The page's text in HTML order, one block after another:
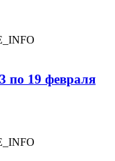
по 19 февраля